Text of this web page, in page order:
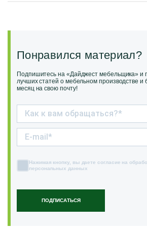
Понравился материал?
Подпишитесь на «Дайджест мебельщика» и
лучших статей о мебельном производстве и
месяц на свою почту!
ПОДПИСАТЬСЯ
Нажимая кнопку, вы даете согласие на
персональных данных